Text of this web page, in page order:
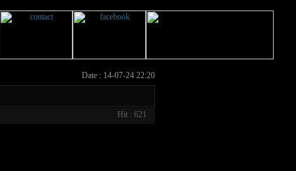
Date : 14-07-24 22:20
Hit : 621